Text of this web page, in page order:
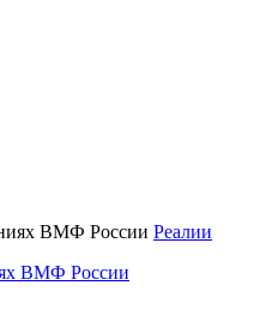
Реалии
ВМФ России